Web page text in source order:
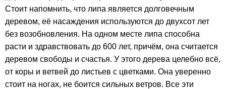
Стоит напомнить, что липа является долговечным
деревом, её насаждения используются до двухсот лет
без возобновления. На одном месте липа способна
расти и здравствовать до 600 лет, причём, она считается
деревом свободы и счастья. У этого дерева целебно всё,
от коры и ветвей до листьев с цветками. Она уверенно
стоит на ногах, не боится сильных ветров. Все эти